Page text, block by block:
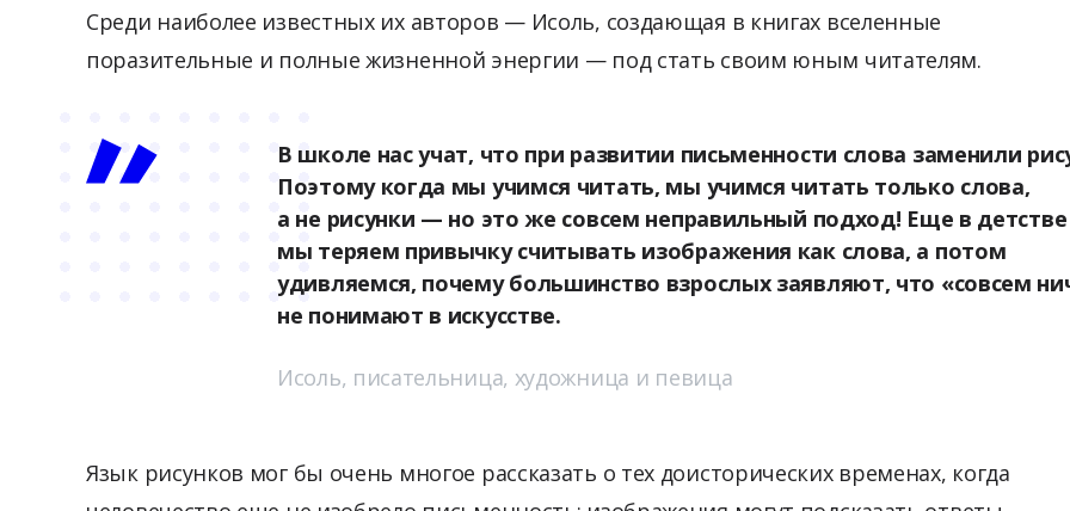
Среди наиболее известных их авторов — Исоль, создающая в книгах вселенные
поразительные и полные жизненной энергии — под стать своим юным читателям.
В школе нас учат, что при развитии письменности слова заменили
Поэтому когда мы учимся читать, мы учимся читать только слова,
а не рисунки — но это же совсем неправильный подход! Еще в детстве
мы теряем привычку считывать изображения как слова, а потом
удивляемся, почему большинство взрослых заявляют, что «совсем
не понимают в искусстве.
Исоль, писательница, художница и певица
Язык рисунков мог бы очень многое рассказать о тех доисторических временах, когда